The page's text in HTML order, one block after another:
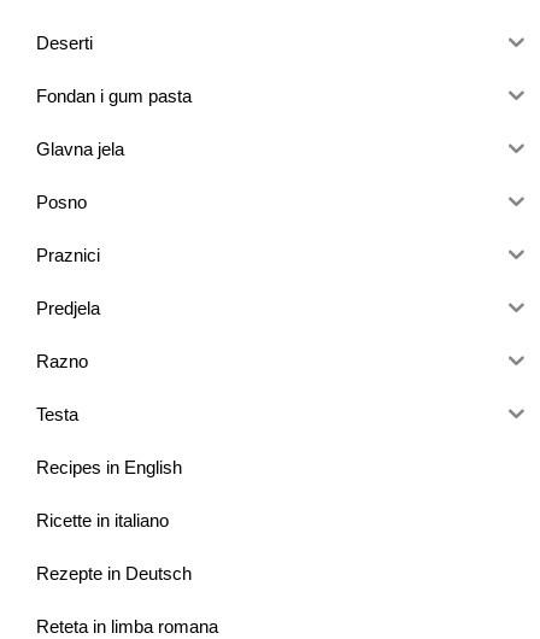
Deserti
Fondan i gum pasta
Glavna jela
Posno
Praznici
Predjela
Razno
Testa
Recipes in English
Ricette in italiano
Rezepte in Deutsch
Reteta in limba romana